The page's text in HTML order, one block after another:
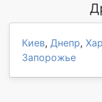
Киев, Днепр,
Запорожье